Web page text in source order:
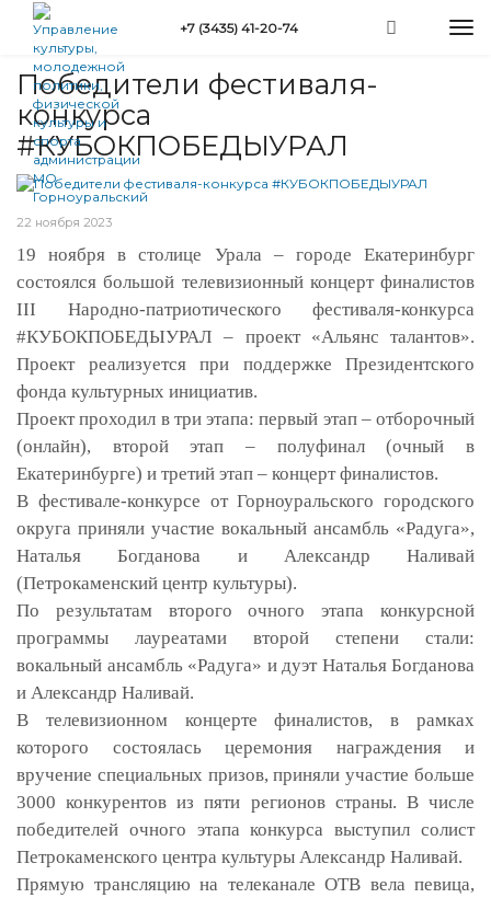
Перейти
основному
содержанию
+7 (3435) 41-20-74
Вы
здесь
Победители фестиваля-
конкурса
#КУБОКПОБЕДЫУРАЛ
22 ноября 2023
19 ноября в столице Урала – городе Екатеринбург
состоялся большой телевизионный концерт финалистов
III Народно-патриотического фестиваля-конкурса
#КУБОКПОБЕДЫУРАЛ – проект «Альянс талантов».
Проект реализуется при поддержке Президентского
фонда культурных инициатив.
Проект проходил в три этапа: первый этап – отборочный
(онлайн), второй этап – полуфинал (очный в
Екатеринбурге) и третий этап – концерт финалистов.
В фестивале-конкурсе от Горноуральского городского
округа приняли участие вокальный ансамбль «Радуга»,
Наталья Богданова и Александр Наливай
(Петрокаменский центр культуры).
По результатам второго очного этапа конкурсной
программы лауреатами второй степени стали:
вокальный ансамбль «Радуга» и дуэт Наталья Богданова
и Александр Наливай.
В телевизионном концерте финалистов, в рамках
которого состоялась церемония награждения и
вручение специальных призов, приняли участие больше
3000 конкурентов из пяти регионов страны. В числе
победителей очного этапа конкурса выступил солист
Петрокаменского центра культуры Александр Наливай.
Прямую трансляцию на телеканале ОТВ вела певица,